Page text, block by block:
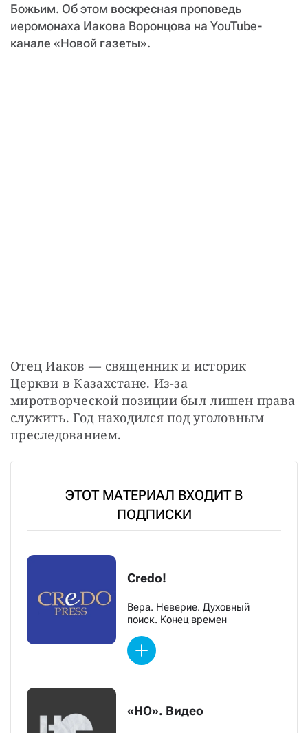
Божьим. Об этом воскресная проповедь
иеромонаха Иакова Воронцова на YouTube-
канале «Новой газеты».
Отец Иаков — священник и историк
Церкви в Казахстане. Из-за
миротворческой позиции был лишен права
служить. Год находился под уголовным
преследованием.
ЭТОТ МАТЕРИАЛ ВХОДИТ В
ПОДПИСКИ
Credo!
Вера. Неверие. Духовный
поиск. Конец времен
«НО». Видео